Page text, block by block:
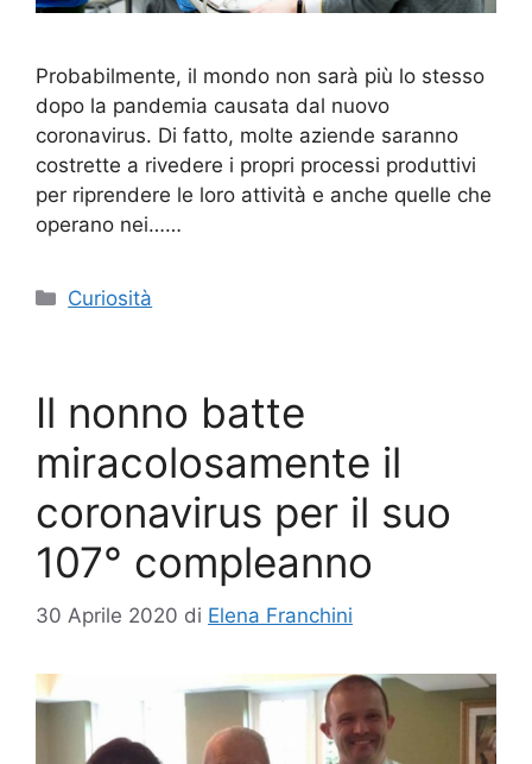
Probabilmente, il mondo non sarà più lo stesso
dopo la pandemia causata dal nuovo
coronavirus. Di fatto, molte aziende saranno
costrette a rivedere i propri processi produttivi
per riprendere le loro attività e anche quelle che
operano nei……
Categorie
Curiosità
Il nonno batte
miracolosamente il
coronavirus per il suo
107° compleanno
30 Aprile 2020 di Elena Franchini